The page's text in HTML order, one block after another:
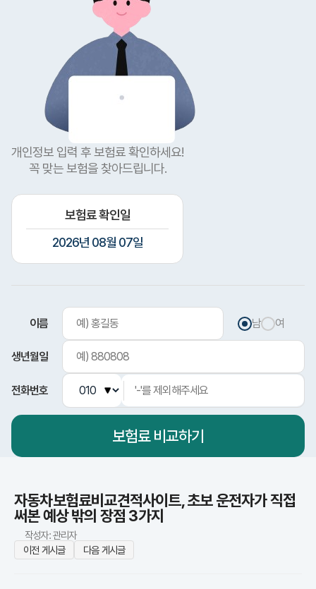
개인정보 입력 후 보험료 확인하세요!
꼭 맞는 보험을 찾아드립니다.
보험료 확인일
2026년 08월 07일
이름 남 여
생년월일
전화번호
보험료비교하기
자동차보험료비교견적사이트, 초보 운전자가 직접
써본 예상 밖의 장점 3가지
작성자: 관리자
이전 게시글
다음 게시글